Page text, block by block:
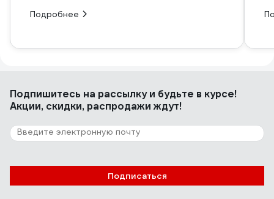
Подробнее
Подпишитесь на рассылкуи будьте в курсе!
Акции, скидки, распродажи ждут!
Подписаться